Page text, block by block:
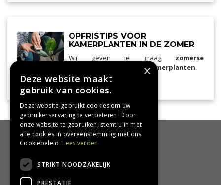
kamerplanten
OPFRISTIPS VOOR
KAMERPLANTEN IN DE ZOMER
Wij geven je graag zomerse
verzorgingstips voor je kamerplanten.
Lees meer...
HANDIG
Bezorgen en afhalen
Retourbeleid
×
Deze website maakt
gebruik van cookies.
Deze website gebruikt cookies om uw
gebruikerservaring te verbeteren. Door
onze website te gebruiken, stemt u in met
alle cookies in overeenstemming met ons
Cookiebeleid. Lees verder
STRIKT NOODZAKELIJK
PRESTATIE